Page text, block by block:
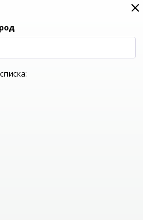
0
для душа